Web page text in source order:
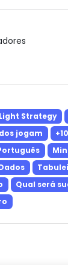
Light Strategy
jogam
Qual será